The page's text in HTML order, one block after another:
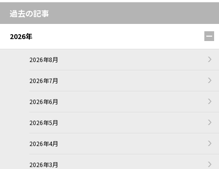
過去の記事
2026年
2026年8月
2026年7月
2026年6月
2026年5月
2026年4月
2026年3月